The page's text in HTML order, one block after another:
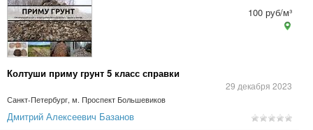
Колтуши приму грунт 5 класс справки
29 декабря 2023
Санкт-Петербург, м. Проспект Большевиков
100 руб/м³
Дмитрий Алексеевич Базанов